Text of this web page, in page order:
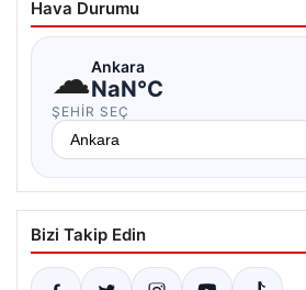
Hava Durumu
☁Ankara
NaN°C
ŞEHIR SEÇ
Bizi Takip Edin